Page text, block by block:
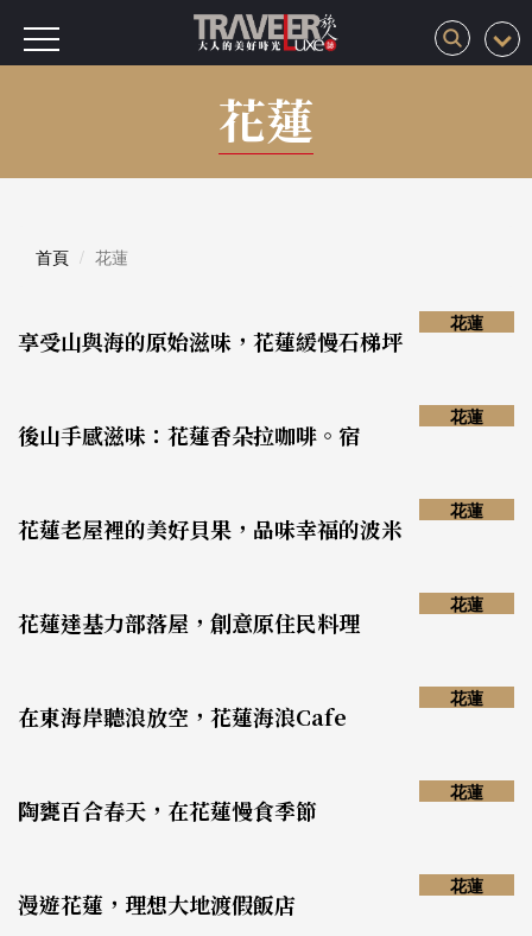
花蓮
首頁 花蓮
享受山與海的原始滋味，花蓮緩慢石梯坪
花蓮
後山手感滋味：花蓮香朵拉咖啡。宿
花蓮
花蓮老屋裡的美好貝果，品味幸福的波米
花蓮
花蓮達基力部落屋，創意原住民料理
花蓮
在東海岸聽浪放空，花蓮海浪Cafe
花蓮
陶甕百合春天，在花蓮慢食季節
花蓮
漫遊花蓮，理想大地渡假飯店
花蓮